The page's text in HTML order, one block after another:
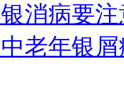
消病要
老年银